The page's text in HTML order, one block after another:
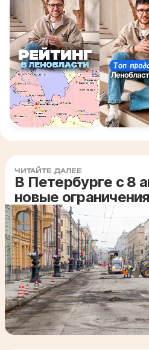
ЧИТАЙТЕ ДАЛЕЕ
В Петербурге с 8
новые